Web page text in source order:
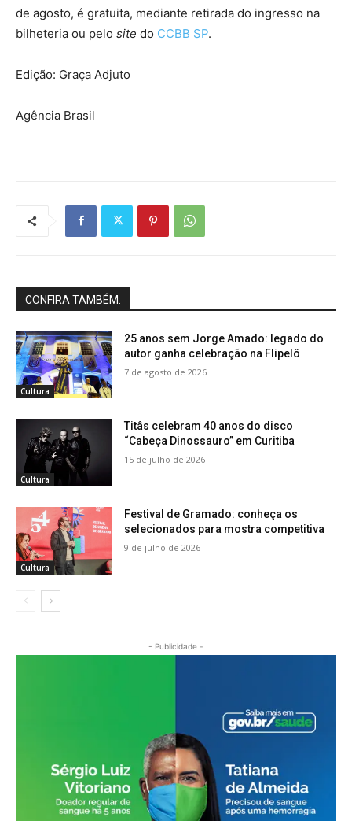
de agosto, é gratuita, mediante retirada do ingresso na
bilheteria ou pelo site do CCBB SP.
Edição: Graça Adjuto
Agência Brasil
CONFIRA TAMBÉM:
Cultura
25 anos sem Jorge Amado: legado do
autor ganha celebração na Flipelô
7 de agosto de 2026
Cultura
Titâs celebram 40 anos do disco
“Cabeça Dinossauro” em Curitiba
15 de julho de 2026
Cultura
Festival de Gramado: conheça os
selecionados para mostra competitiva
9 de julho de 2026
- Publicidade -